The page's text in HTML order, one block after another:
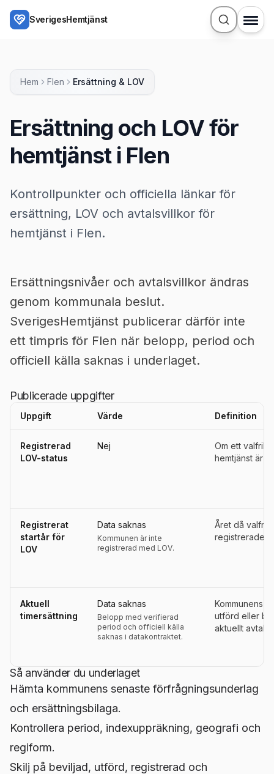
Hoppa till huvudinnehåll
SverigesHemtjänst
Hem Flen Ersättning & LOV
Ersättning och LOV för
hemtjänst i Flen
Kontrollpunkter och officiella länkar för
ersättning, LOV och avtalsvillkor för
hemtjänst i Flen.
Ersättningsnivåer och avtalsvillkor ändras
genom kommunala beslut.
SverigesHemtjänst publicerar därför inte
ett timpris för Flen när belopp, period och
officiell källa saknas i underlaget.
Publicerade uppgifter
Uppgift Värde Definition
Registrerad
LOV-status
Nej
Om ett
hemtjänst är
Registrerat
startår för
LOV
Data saknas
Kommunen är inte
registrerad med LOV.
Året då
registrerades
Aktuell
timersättning
Data saknas
Belopp med verifierad
period och officiell källa
saknas i datakontraktet.
Kommunens
utförd eller
aktuellt
Så använder du underlaget
Hämta kommunens senaste förfrågningsunderlag
och ersättningsbilaga.
Kontrollera period, indexuppräkning, geografi och
regiform.
Skilj på beviljad, utförd, registrerad och